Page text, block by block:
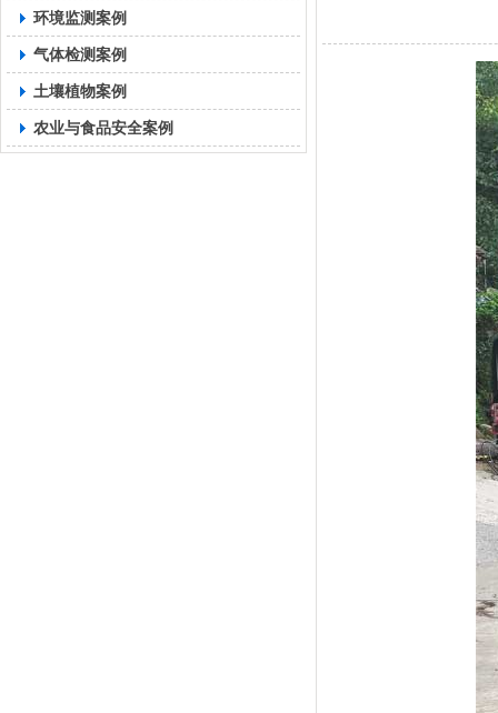
环境监测案例
气体检测案例
土壤植物案例
农业与食品安全案例